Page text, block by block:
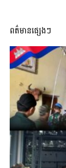
ពត៌មានផ្សេងៗ